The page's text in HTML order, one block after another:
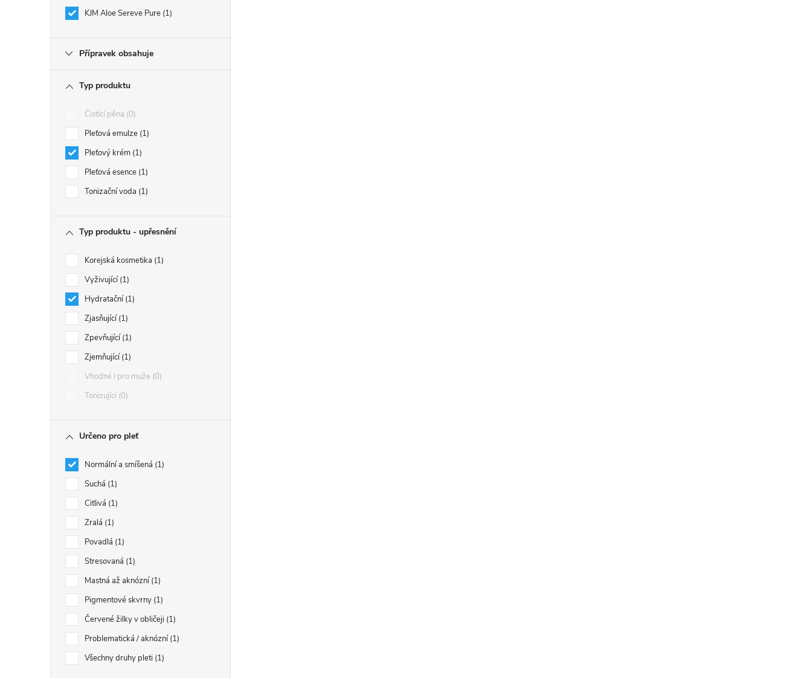
KJM Aloe Sereve Pure 1
Přípravek obsahuje
Typ produktu
Čistící pěna 0
Pleťová emulze 1
Pleťový krém 1
Pleťová esence 1
Tonizační voda 1
Typ produktu - upřesnění
Korejská kosmetika 1
Vyživující 1
Hydratační 1
Zjasňující 1
Zpevňující 1
Zjemňující 1
Vhodné i pro muže 0
Tonizující 0
Určeno pro pleť
Normální a smíšená 1
Suchá 1
Citlivá 1
Zralá 1
Povadlá 1
Stresovaná 1
Mastná až aknózní 1
Pigmentové skvrny 1
Červené žilky v obličeji 1
Problematická / aknózní 1
Všechny druhy pleti 1